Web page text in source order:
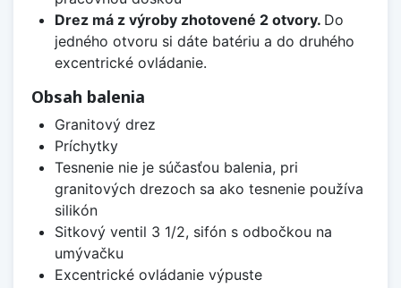
Drez má z výroby zhotovené 2 otvory. Do
jedného otvoru si dáte batériu a do druhého
excentrické ovládanie.
Obsah balenia
Granitový drez
Príchytky
Tesnenie nie je súčasťou balenia, pri
granitových drezoch sa ako tesnenie používa
silikón
Sitkový ventil 3 1/2, sifón s odbočkou na
umývačku
Excentrické ovládanie výpuste